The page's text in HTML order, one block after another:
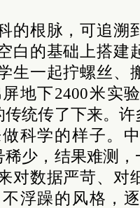
的根脉，可追溯
白的基础上搭建
生一起拧螺丝、
地下2400米实
传统传了下来。
科学的样子。
稀少，结果难测
对数据严苛、对
浮躁的风格，